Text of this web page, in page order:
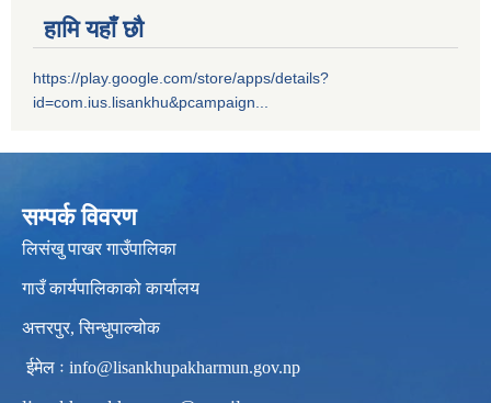
हामि यहाँ छौ
https://play.google.com/store/apps/details?
id=com.ius.lisankhu&pcampaign...
सम्पर्क विवरण
लिसंखु पाखर गाउँपालिका
गाउँ कार्यपालिकाको कार्यालय
अत्तरपुर, सिन्धुपाल्चोक
ईमेल ः info@lisankhupakharmun.gov.np